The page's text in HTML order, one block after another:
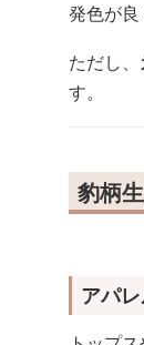
発色が良
ただし、
す。
豹柄
アパ